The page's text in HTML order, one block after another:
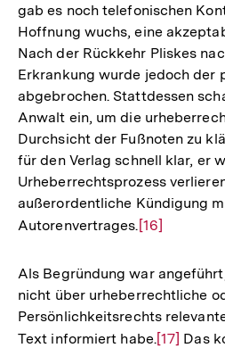
gab es noch telefonischen
Hoffnung wuchs, eine
Nach der Rückkehr Pliskes
Erkrankung wurde jedoch der
abgebrochen. Stattdessen
Anwalt ein, um die
Durchsicht der Fußnoten zu
für den Verlag schnell klar, er
Urheberrechtsprozess
außerordentliche Kündigung
Autorenvertrages.Zur
der
Fußnote
[16]
Als Begründung war
nicht über urheberrechtliche
Persönlichkeitsrechts
Text informiert habe.Zur
[17] Das